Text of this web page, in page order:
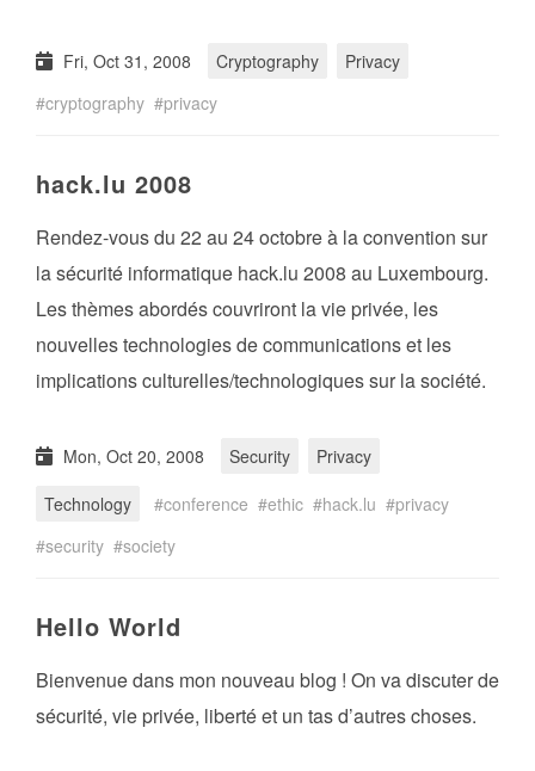
Fri, Oct 31, 2008 Cryptography
Privacy
cryptography
privacy
hack.lu 2008
Rendez-vous du 22 au 24 octobre à la convention sur
la sécurité informatique hack.lu 2008 au Luxembourg.
Les thèmes abordés couvriront la vie privée, les
nouvelles technologies de communications et les
implications culturelles/technologiques sur la société.
Mon, Oct 20, 2008 Security
Privacy
Technology
conference ethic hack.lu
privacy
security
society
Hello World
Bienvenue dans mon nouveau blog ! On va discuter de
sécurité, vie privée, liberté et un tas d’autres choses.